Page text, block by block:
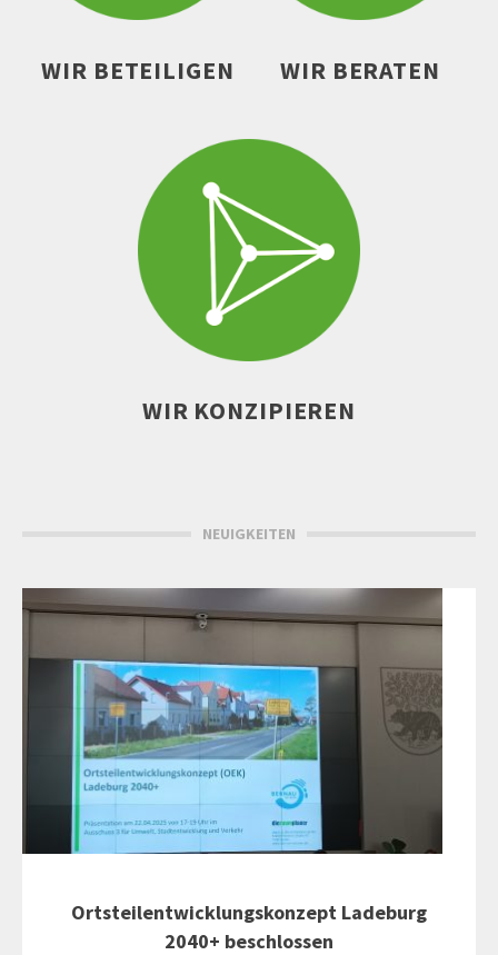
WIR BETEILIGEN WIR BERATEN
WIR KONZIPIEREN
NEUIGKEITEN
Ortsteilentwicklungskonzept Ladeburg
2040+ beschlossen